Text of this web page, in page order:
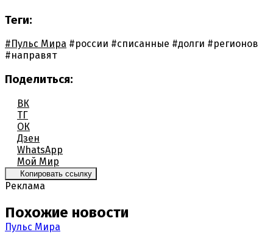
Теги:
#Пульс Мира #россии #списанные #долги #регионов
#направят
Поделиться:
ВК
ТГ
ОК
Дзен
WhatsApp
Мой Мир
Копировать ссылку
Реклама
Похожие новости
Пульс Мира